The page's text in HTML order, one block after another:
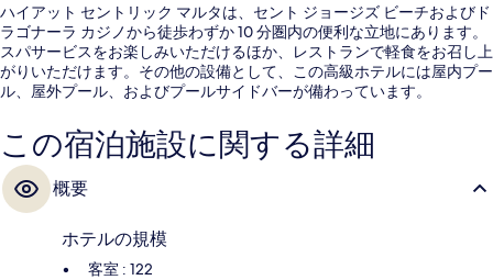
ハイアット セントリック マルタは、セント ジョージズ ビーチおよびド
ラゴナーラ カジノから徒歩わずか 10 分圏内の便利な立地にあります。
スパサービスをお楽しみいただけるほか、レストランで軽食をお召し上
がりいただけます。その他の設備として、この高級ホテルには屋内プー
ル、屋外プール、およびプールサイドバーが備わっています。
この宿泊施設に関する詳細
概要
ホテルの規模
客室 : 122